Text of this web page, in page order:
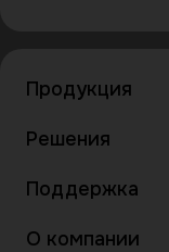
Продукция
Решения
Поддержка
О компании